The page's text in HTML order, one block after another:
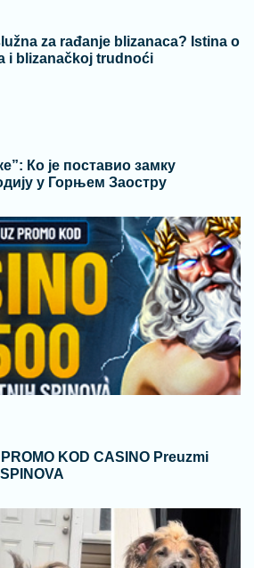
za rađanje blizanaca? Istina o
i blizanačkoj trudnoći
Ко је поставио замку
у Горњем Заостру
KOD CASINO Preuzmi